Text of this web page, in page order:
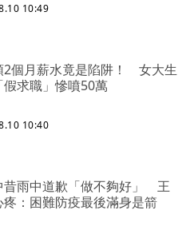
10:49
2個月薪水竟是陷阱！ 女大生
假求職」慘噴50萬
10:40
昔雨中道歉「做不夠好」 王
疼：困難防疫最後滿身是箭